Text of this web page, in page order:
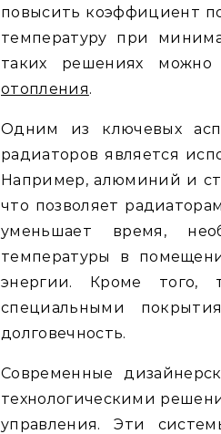
повысить коэффициент
температуру при
таких решениях можно
отопления.
Одним из ключевых
радиаторов является
Например, алюминий и
что позволяет
уменьшает время,
температуры в
энергии. Кроме того,
специальными
долговечность.
Современные
технологическими
управления. Эти